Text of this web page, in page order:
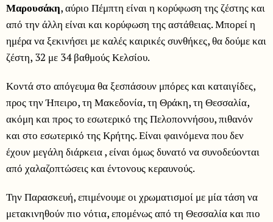
Μαρουσάκη, αύριο Πέμπτη είναι η κορύφωση της ζέστης και
από την άλλη είναι και κορύφωση της αστάθειας. Μπορεί η
ημέρα να ξεκινήσει με καλές καιρικές συνθήκες, θα δούμε και
ζέστη, 32 με 34 βαθμούς Κελσίου.
Κοντά στο απόγευμα θα ξεσπάσουν μπόρες και καταιγίδες,
προς την Ήπειρο, τη Μακεδονία, τη Θράκη, τη Θεσσαλία,
ακόμη και προς το εσωτερικό της Πελοποννήσου, πιθανόν
και στο εσωτερικό της Κρήτης. Είναι φαινόμενα που δεν
έχουν μεγάλη διάρκεια , είναι όμως δυνατό να συνοδεύονται
από χαλαζοπτώσεις και έντονους κεραυνούς.
Την Παρασκευή, επιμένουμε οι χρωματισμοί με μία τάση να
μετακινηθούν πιο νότια, επομένως από τη Θεσσαλία και πιο